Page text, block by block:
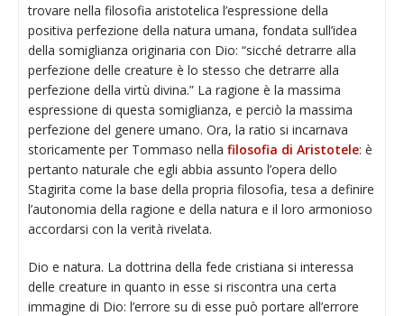
trovare nella filosofia aristotelica l’espressione della
positiva perfezione della natura umana, fondata sull’idea
della somiglianza originaria con Dio: “sicché detrarre alla
perfezione delle creature è lo stesso che detrarre alla
perfezione della virtù divina.” La ragione è la massima
espressione di questa somiglianza, e perciò la massima
perfezione del genere umano. Ora, la ratio si incarnava
storicamente per Tommaso nella filosofia di Aristotele: è
pertanto naturale che egli abbia assunto l’opera dello
Stagirita come la base della propria filosofia, tesa a definire
l’autonomia della ragione e della natura e il loro armonioso
accordarsi con la verità rivelata.
Dio e natura. La dottrina della fede cristiana si interessa
delle creature in quanto in esse si riscontra una certa
immagine di Dio: l’errore su di esse può portare all’errore